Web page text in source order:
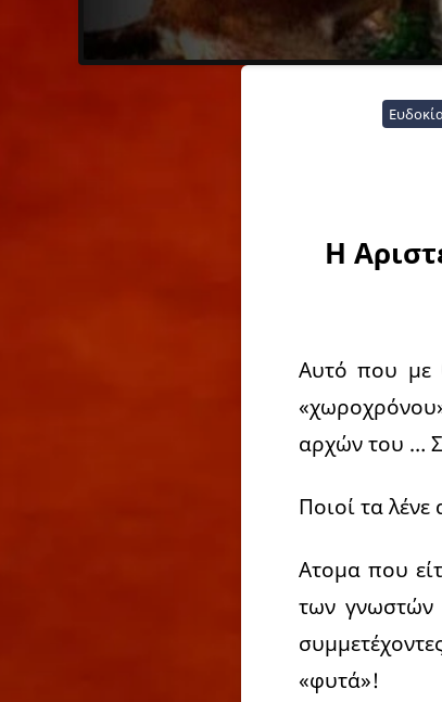
Η
Αυτό που με
αρχών του …
Ποιοί τα λένε
Ατομα που
των γνωστών
«φυτά»!